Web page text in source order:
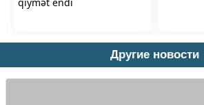
Другие новости